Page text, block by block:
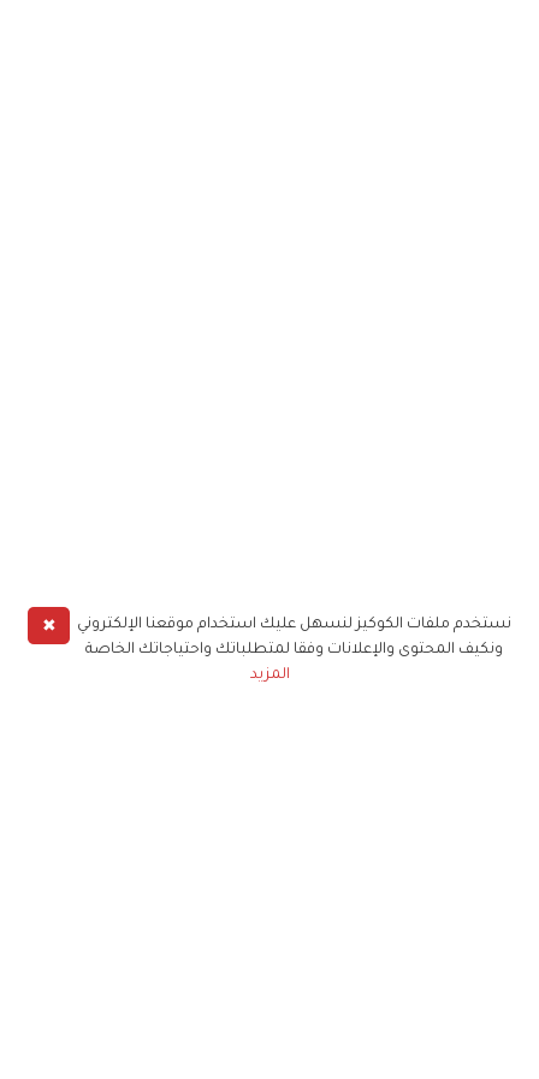
✖
نستخدم ملفات الكوكيز لنسهل عليك استخدام موقعنا الإلكتروني
ونكيف المحتوى والإعلانات وفقا لمتطلباتك واحتياجاتك الخاصة
المزيد